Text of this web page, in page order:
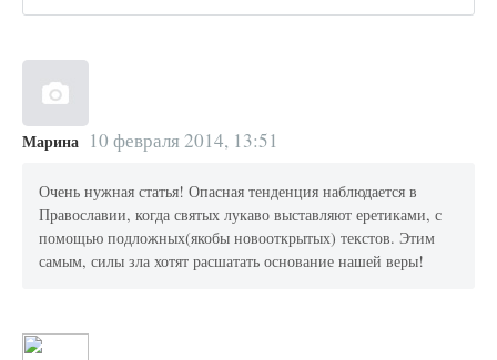
Марина 10 февраля 2014, 13:51
Очень нужная статья! Опасная тенденция наблюдается в
Православии, когда святых лукаво выставляют еретиками, с
помощью подложных(якобы новооткрытых) текстов. Этим
самым, силы зла хотят расшатать основание нашей веры!